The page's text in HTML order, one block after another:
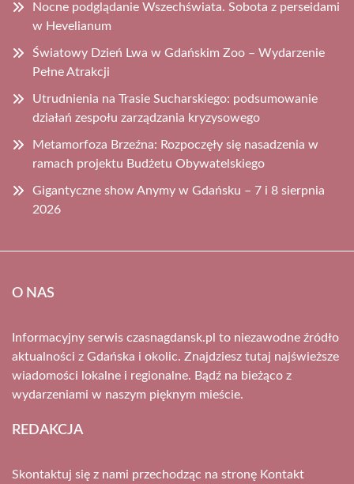
Nocne podglądanie Wszechświata. Sobota z perseidami
w Hevelianum
Światowy Dzień Lwa w Gdańskim Zoo – Wydarzenie
Pełne Atrakcji
Utrudnienia na Trasie Sucharskiego: podsumowanie
działań zespołu zarządzania kryzysowego
Metamorfoza Brzeźna: Rozpoczęły się nasadzenia w
ramach projektu Budżetu Obywatelskiego
Gigantyczne show Anymy w Gdańsku – 7 i 8 sierpnia
2026
O NAS
Informacyjny serwis czasnagdansk.pl to niezawodne źródło
aktualności z Gdańska i okolic. Znajdziesz tutaj najświeższe
wiadomości lokalne i regionalne. Bądź na bieżąco z
wydarzeniami w naszym pięknym mieście.
REDAKCJA
Skontaktuj się z nami przechodząc na stronę Kontakt